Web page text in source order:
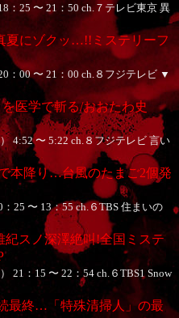
：25 〜 21：50 ch.７テレビ東京 異
夏にゾクッ…!!ミステリーフ
：00 〜 21：00 ch.８フジテレビ ▼
医学で斬る/おおたわ史
4:52 〜 5:22 ch.８フジテレビ 言い
本降り…台風のたまご2個発
25 〜 13：55 ch.６TBS 住まいの
紀スノ深澤絶叫!全国ミステ
21：15 〜 22：54 ch.６TBS1 Snow
最終…「特殊清掃人」の最